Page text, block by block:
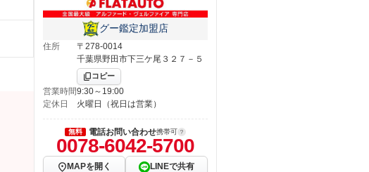
グー鑑定加盟店
住所
〒278-0014
千葉県野田市下三ケ尾３２７－５
コピー
営業時間9:30～19:00
定休日
火曜日（祝日は営業）
無料 電話お問い合わせ携帯可
0078-6042-5700
MAPを開く
LINEで共有